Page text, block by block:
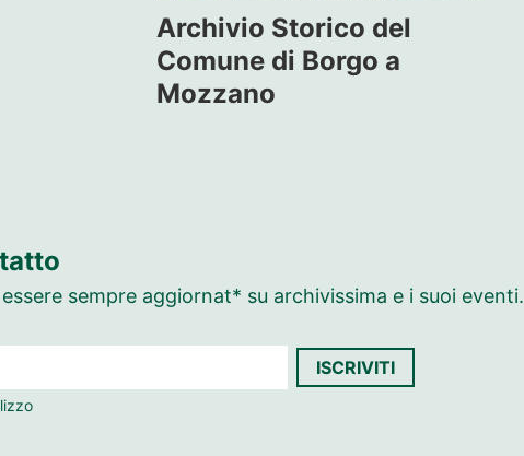
Archivio Storico del
Comune di Borgo a
Mozzano
sempre aggiornat* su archivissima e i suoi eventi.
ISCRIVITI